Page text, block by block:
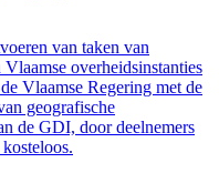
van taken van
overheidsinstanties
Vlaamse Regering met de
geografische
de GDI, door deelnemers